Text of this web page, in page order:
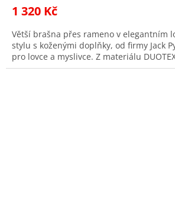
1 320 Kč
Větší brašna přes rameno v elegantním
stylu s koženými doplňky, od firmy Jack
pro lovce a myslivce. Z materiálu